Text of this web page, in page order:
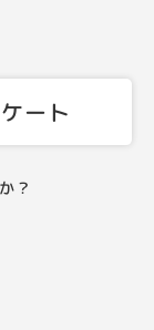
ート
？